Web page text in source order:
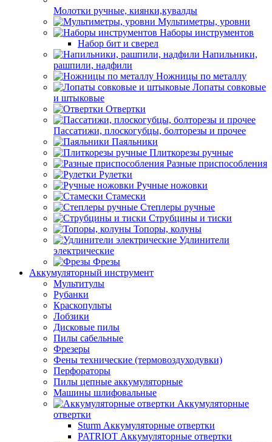
Молотки ручные, киянки,кувалды
Мультиметры, уровни
Наборы инструментов
Набор бит и сверел
Напильники,
рашпили, надфили
Ножницы по металлу
Лопаты совковые
и штыковые
Отвертки
Пассатижи, плоскогубцы, болторезы и прочее
Паяльники
Плиткорезы ручные
Разные приспособления
Рулетки
Ручные ножовки
Стамески
Степлеры ручные
Струбцины и тиски
Топоры, колуны
Удлинители
электрические
Фрезы
Аккумуляторный инструмент
Мультитулы
Рубанки
Краскопульты
Лобзики
Дисковые пилы
Пилы сабельные
Фрезеры
Фены технические (термовоздуходувки)
Перфораторы
Пилы цепные аккумуляторные
Машины шлифовальные
Аккумуляторные
отвертки
Sturm Аккумуляторные отвертки
PATRIOT Аккумуляторные отвертки